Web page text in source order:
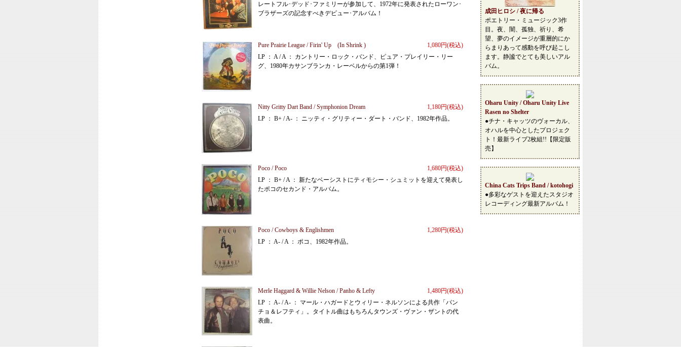
成田ヒロシ / 夜に帰る
ポエトリー・ミュージック3作
目。夜、闇、孤独、祈り、希
望、夢のイメージが重層的にか
らまりあって感動を呼び起こし
ます。静謐でとても美しいアル
バム。
Oharu Unity / Oharu Unity Live
Rasen no Shelter
●チナ・キャッツのヴォーカル、
オハルを中心としたプロジェク
ト！最新ライブ2枚組!!【限定販
売】
China Cats Trips Band / kotohogi
●多彩なゲストを迎えたスタジオ
レコーディング最新アルバム！
レートフル･デッド･ファミリーが参加して、1972年に発表されたローワン･
ブラザーズの記念すべきデビュー･アルバム！
1,080円(税込)
Pure Prairie League / Firin' Up (In Shrink )
LP ： A / A ： カントリー・ロック・バンド、ピュア・プレイリー・リー
グ、1980年カサンブランカ・レーベルからの第1弾！
1,180円(税込)
Nitty Gritty Dart Band / Symphonion Dream
LP ： B+ / A- ： ニッティ・グリティー・ダート・バンド、1982年作品。
1,680円(税込)
Poco / Poco
LP ： B+ / A ： 新たなベーシストにティモシー・シュミットを迎えて発表し
たポコのセカンド・アルバム。
1,280円(税込)
Poco / Cowboys & Englishmen
LP ： A- / A ： ポコ、1982年作品。
1,480円(税込)
Merle Haggard & Willie Nelson / Panho & Lefty
LP ： A- / A- ： マール・ハガードとウィリー・ネルソンによる共作「パン
チョ＆レフティ」。タイトル曲はもちろんタウンズ・ヴァン・ザントの代
表曲。